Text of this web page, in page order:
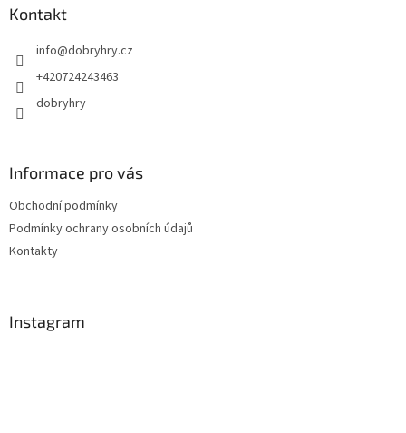
Kontakt
info@dobryhry.cz
+420724243463
dobryhry
Informace pro vás
Obchodní podmínky
Podmínky ochrany osobních údajů
Kontakty
Instagram